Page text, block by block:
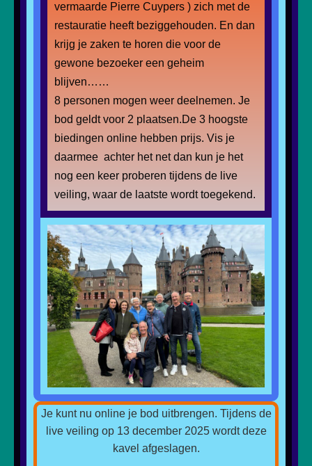
vermaarde Pierre Cuypers ) zich met de
restauratie heeft beziggehouden. En dan
krijg je zaken te horen die voor de
gewone bezoeker een geheim
blijven……
8 personen mogen weer deelnemen. Je
bod geldt voor 2 plaatsen.De 3 hoogste
biedingen online hebben prijs. Vis je
daarmee achter het net dan kun je het
nog een keer proberen tijdens de live
veiling, waar de laatste wordt toegekend.
Je kunt nu online je bod uitbrengen. Tijdens de
live veiling op 13 december 2025 wordt deze
kavel afgeslagen.